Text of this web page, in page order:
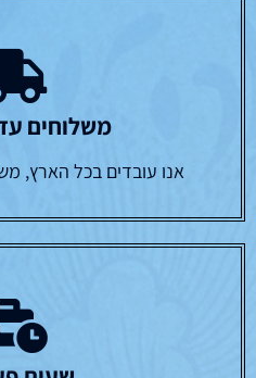
משלוחים
אנו עובדים בכל הארץ,